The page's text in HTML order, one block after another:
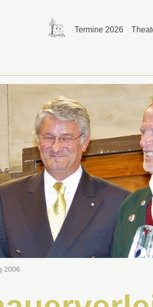
Termine 2026
2006